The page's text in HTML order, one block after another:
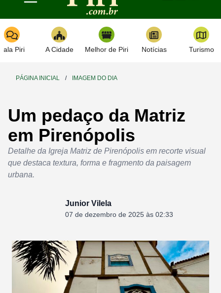
Toggle navigation
Piri A Cidade Melhor de Piri Notícias Turismo
PÁGINA INICIAL / IMAGEM DO DIA
Um pedaço da Matriz
em Pirenópolis
Detalhe da Igreja Matriz de Pirenópolis em recorte visual
que destaca textura, forma e fragmento da paisagem
urbana.
Junior Vilela
07 de dezembro de 2025 às 02:33